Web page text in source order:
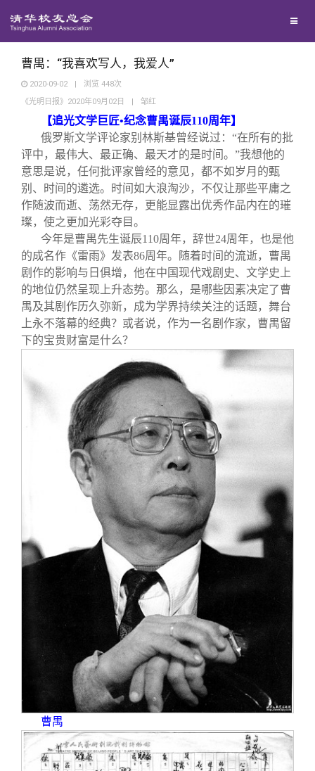
西南联大校友会
义工计划
新媒体平台
青春风采
校友文苑
校友讲坛
校友视界
校友服务
终身学习
信息化服务
三创大赛
实用信息
校友总会
总会简介
会长致辞
总会章程
理事会名单
制度法规
联系我们
关闭
曹禺：“我喜欢写人，我爱人”
2020-09-02 | 浏览 448次
《光明日报》2020年09月02日
| 邹红
【追光文学巨匠•纪念曹禺诞辰110周年】
俄罗斯文学评论家别林斯基曾经说过：“在所有的批
评中，最伟大、最正确、最天才的是时间。”我想他的
意思是说，任何批评家曾经的意见，都不如岁月的甄
别、时间的遴选。时间如大浪淘沙，不仅让那些平庸之
作随波而逝、荡然无存，更能显露出优秀作品内在的璀
璨，使之更加光彩夺目。
今年是曹禺先生诞辰110周年，辞世24周年，也是他
的成名作《雷雨》发表86周年。随着时间的流逝，曹禺
剧作的影响与日俱增，他在中国现代戏剧史、文学史上
的地位仍然呈现上升态势。那么，是哪些因素决定了曹
禺及其剧作历久弥新，成为学界持续关注的话题，舞台
上永不落幕的经典？或者说，作为一名剧作家，曹禺留
下的宝贵财富是什么？
曹禺